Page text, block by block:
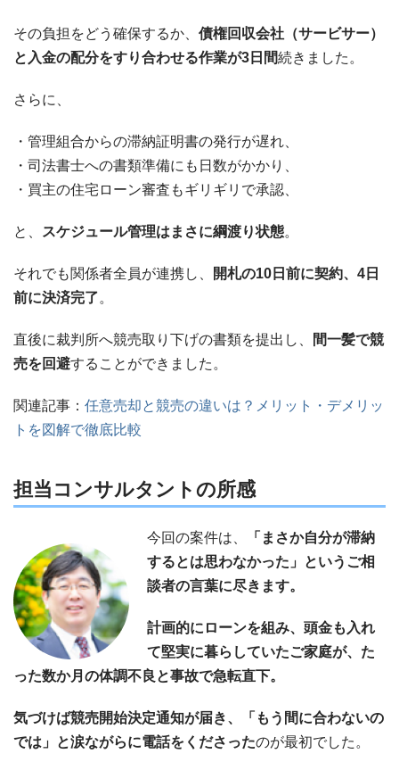
その負担をどう確保するか、 債権回収会社（サービサー）
と入金の配分をすり合わせる作業が3日間続きました。
さらに、
管理組合からの滞納証明書の発行が遅れ、
司法書士への書類準備にも日数がかかり、
買主の住宅ローン審査もギリギリで承認、
と、 スケジュール管理はまさに綱渡り状態。
それでも関係者全員が連携し、
開札の10日前に契約、4日
前に決済完了。
直後に裁判所へ競売取り下げの書類を提出し、
間一髪で競
売を回避することができました。
関連記事： 任意売却と競売の違いは？メリット・デメリッ
トを図解で徹底比較
担当コンサルタントの所感
今回の案件は、
「まさか自分が滞納
するとは思わなかった」というご相
談者の言葉に尽きます。
計画的にローンを組み、頭金も入れ
て堅実に暮らしていたご家庭が、た
った数か月の体調不良と事故で急転直下。
気づけば競売開始決定通知が届き、「もう間に合わないの
では」と涙ながらに電話をくださったのが最初でした。